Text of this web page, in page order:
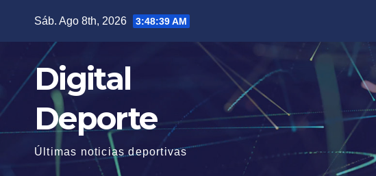
contenido
Sáb. Ago 8th, 2026 3:48:40 AM
Digital
Deporte
Últimas noticias deportivas